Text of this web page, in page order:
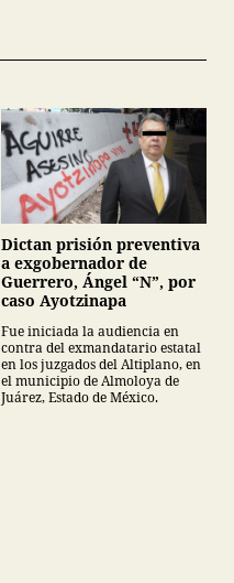
Dictan prisión preventiva
a exgobernador de
Guerrero, Ángel “N”, por
caso Ayotzinapa
Fue iniciada la audiencia en
contra del exmandatario estatal
en los juzgados del Altiplano, en
el municipio de Almoloya de
Juárez, Estado de México.